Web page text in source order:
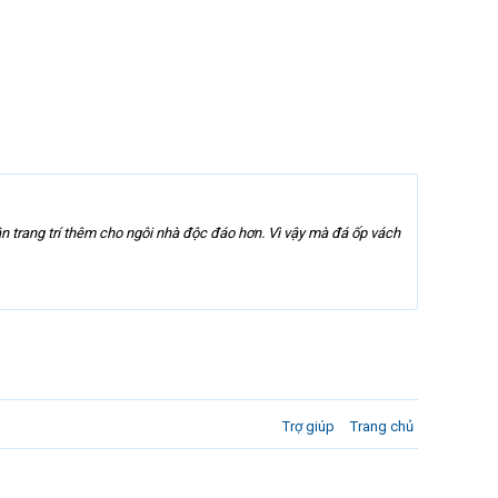
trí thêm cho ngôi nhà độc đáo hơn. Vì vậy mà đá ốp vách
Trợ giúp Trang chủ